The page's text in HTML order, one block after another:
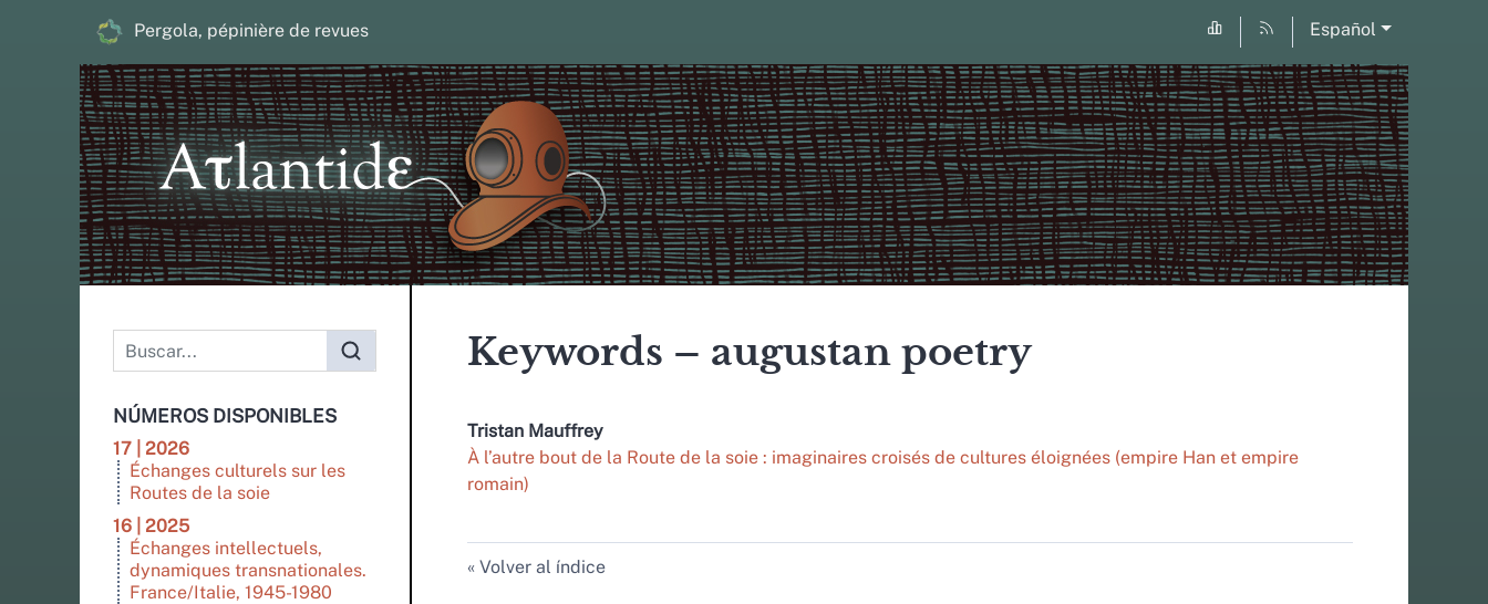
Pergola, pépinière de revues Español
NÚMEROS DISPONIBLES
17 | 2026
Échanges culturels sur les
Routes de la soie
16 | 2025
Échanges intellectuels,
dynamiques transnationales.
France/Italie, 1945-1980
Keywords – augustan poetry
Tristan Mauffrey
À l’autre bout de la Route de la soie : imaginaires croisés de cultures éloignées (empire Han et empire
romain)
Volver al índice